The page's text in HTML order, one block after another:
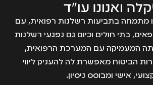
מתמחה בתביעות רשלנות רפואית, עם
בתי חולים וכיום גם נפגעי רשלנות
המעמיקה עם המערכת הרפואית,
הביטוח מאפשרת לה להעניק ליווי
אישי ומבוסס ניסיון.